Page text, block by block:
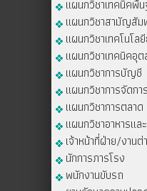
แผนกวิชาเทคนิคพื้
แผนกวิชาสามัญสั
แผนกวิชาเทคโนโล
แผนกวิชาเทคนิคอุ
แผนกวิชาการบัญชี
แผนกวิชาการจัดกา
แผนกวิชาการตลาด
แผนกวิชาอาหารแล
เจ้าหน้าที่ฝ่าย/งานต่
นักการภารโรง
พนักงานขับรถ